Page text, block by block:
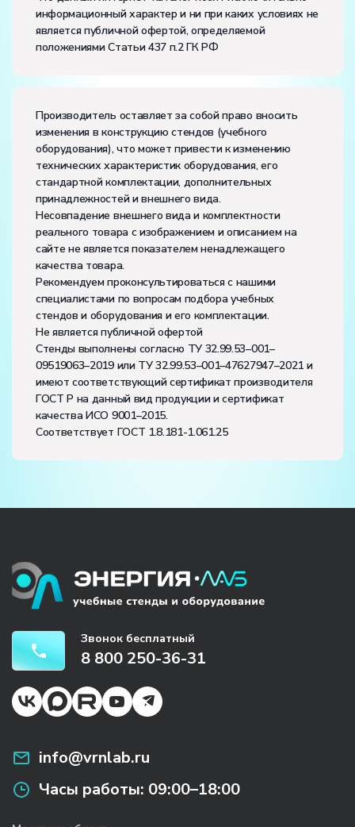
Класс защиты от поражения электрическим током:
Диапазон рабочих температур, ˚С:+10…+35
Влажность, %:до 80
информационный характер и ни при каких условиях не
является публичной офертой, определяемой
положениями Статьи 437 п.2 ГК РФ
Производитель оставляет за собой право вносить
изменения в конструкцию стендов (учебного
оборудования), что может привести к изменению
технических характеристик оборудования, его
стандартной комплектации, дополнительных
принадлежностей и внешнего вида.
Несовпадение внешнего вида и комплектности
реального товара с изображением и описанием на
сайте не является показателем ненадлежащего
качества товара.
Рекомендуем проконсультироваться с нашими
специалистами по вопросам подбора учебных
стендов и оборудования и его комплектации.
Не является публичной офертой
Стенды выполнены согласно ТУ 32.99.53–001–
09519063–2019 или ТУ 32.99.53–001–47627947–2021 и
имеют соответствующий сертификат производителя
ГОСТ Р на данный вид продукции и сертификат
качества ИСО 9001–2015.
Соответствует ГОСТ 1.8.181-1.061.25
Звонок бесплатный
8 800 250-36-31
info@vrnlab.ru
Часы работы: 09:00–18:00